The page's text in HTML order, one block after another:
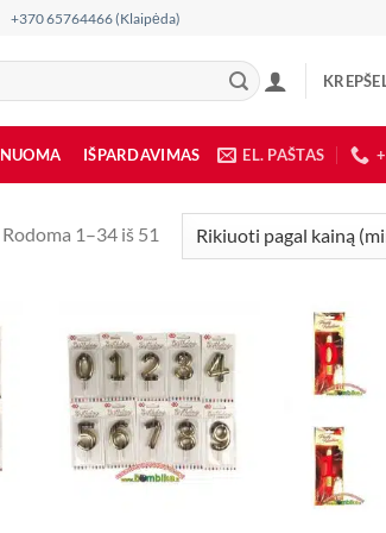
+370 65764466 (Klaipėda)
NUOMA IŠPARDAVIMAS EL. PAŠTAS
Rodoma 1–34 iš 51 Rūšiuojama
pagal
mažos
iki
didelės